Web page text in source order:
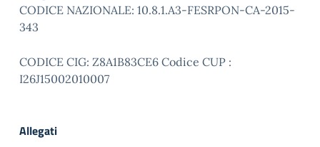
CODICE NAZIONALE: 10.8.1.A3-FESRPON-CA-2015-
343
CODICE CIG: Z8A1B83CE6 Codice CUP :
I26J15002010007
Allegati